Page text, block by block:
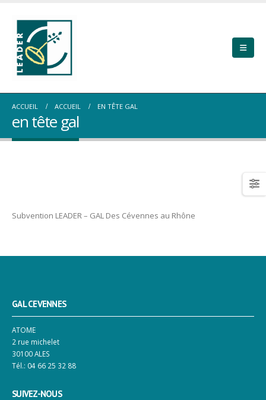
ACCUEIL ACCUEIL EN TÊTE GAL
en tête gal
Subvention LEADER – GAL Des Cévennes au Rhône
GAL CEVENNES
ATOME
2 rue michelet
30100 ALES
Tél.: 04 66 25 32 88
SUIVEZ-NOUS